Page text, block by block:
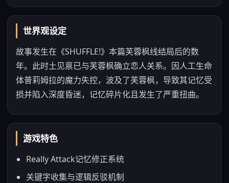
世界观设定
故事发生在《SHUFFLE!》本篇芙蓉枫线结局后的数
年。此时土见禀已与芙蓉枫确立恋人关系。因人工生命
体普莉姆拉的魔力失控，波及了芙蓉枫，导致其记忆受
损并陷入深度昏迷，记忆碎片化且发生了严重扭曲。
游戏特色
Really Attack记忆修正系统
关键字收集与逻辑反驳机制